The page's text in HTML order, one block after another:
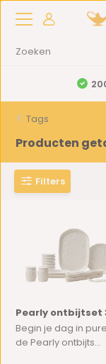
Tags
Producten
Filters
Pearly ontbijtset
Begin je dag in
de Pearly ontbijts...